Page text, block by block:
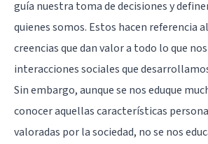
guía nuestra toma de decisiones y
quienes somos. Estos hacen referencia
creencias que dan valor a todo lo que
interacciones sociales que
Sin embargo, aunque se nos eduque
conocer aquellas características
valoradas por la sociedad, no se nos